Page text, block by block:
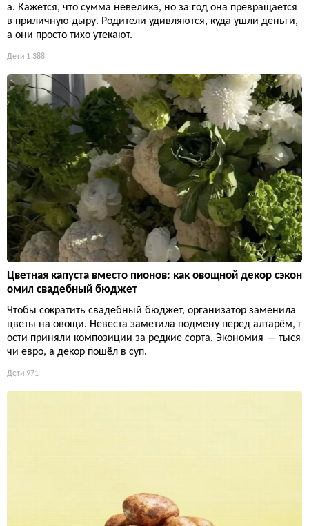
а. Кажется, что сумма невелика, но за год она превращается
в приличную дыру. Родители удивляются, куда ушли деньги,
а они просто тихо утекают.
Дети 1 388
Цветная капуста вместо пионов: как овощной декор сэкон
омил свадебный бюджет
Чтобы сократить свадебный бюджет, организатор заменила
цветы на овощи. Невеста заметила подмену перед алтарём, г
ости приняли композиции за редкие сорта. Экономия — тыся
чи евро, а декор пошёл в суп.
Дети 971